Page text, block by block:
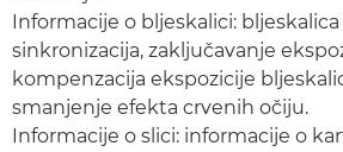
Informacije o bljeskalici:
sinkronizacija, zaključavanje
kompenzacija ekspozicije
smanjenje efekta crvenih očiju.
Informacije o slici: informacije o